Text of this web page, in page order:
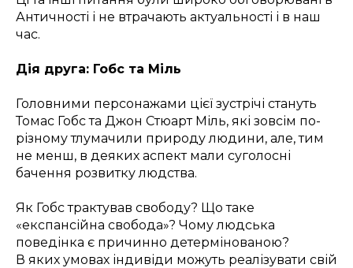
Античності і не втрачають актуальності і в наш
час.
Дія друга: Гобс та Міль
Головними персонажами цієї зустрічі стануть
Томас Гобс та Джон Стюарт Міль, які зовсім по-
різному тлумачили природу людини, але, тим
не менш, в деяких аспект мали суголосні
бачення розвитку людства.
Як Гобс трактував свободу? Що таке
«експансійна свобода»? Чому людська
поведінка є причинно детермінованою?
В яких умовах індивіди можуть реалізувати свій